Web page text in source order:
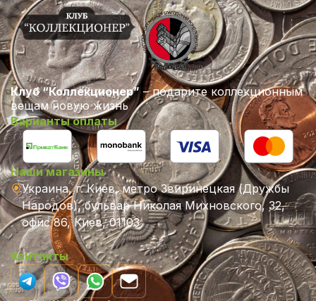
Клуб “Коллекционер” – подарите коллекционным
вещам новую жизнь
Варианты оплаты
Наши магазины
Украина, г. Киев, метро Звиринецкая (Дружбы
Народов), бульвар Николая Михновского, 32,
офис 86, Киев, 01103
Контакты